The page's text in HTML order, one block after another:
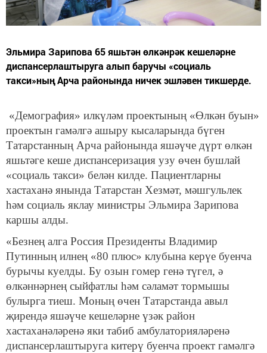
Эльмира Зарипова 65 яшьтән өлкәнрәк кешеләрне
диспансерлаштыруга алып баручы «социаль
такси»ның Арча районында ничек эшләвен тикшерде.
«Демография» илкүләм проектының «Өлкән буын»
проектын гамәлгә ашыру кысаларында бүген
Татарстанның Арча районында яшәүче дүрт өлкән
яшьтәге кеше диспансеризация узу өчен бушлай
«социаль такси» белән килде. Пациентларны
хастаханә янында Татарстан Хезмәт, мәшгульлек
һәм социаль яклау министры Эльмира Зарипова
каршы алды.
«Безнең алга Россия Президенты Владимир
Путинның илнең «80 плюс» клубына керүе буенча
бурычы куелды. Бу озын гомер генә түгел, ә
өлкәннәрнең сыйфатлы һәм сәламәт тормышы
булырга тиеш. Моның өчен Татарстанда авыл
җирендә яшәүче кешеләрне үзәк район
хастаханәләренә яки табиб амбулаторияләренә
диспансерлаштыруга китерү буенча проект гамәлгә